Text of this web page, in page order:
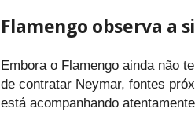
Flamengo observa a
Embora o Flamengo ainda não
de contratar Neymar, fontes
está acompanhando